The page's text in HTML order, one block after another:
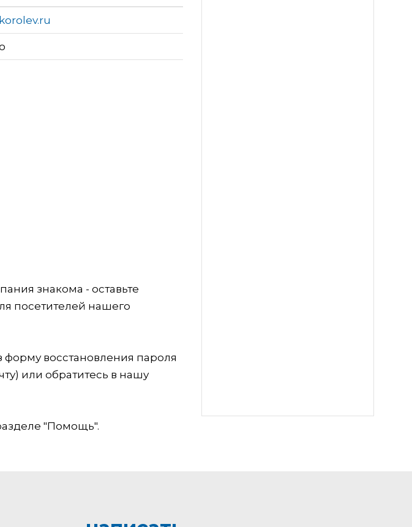
знакома - оставьте
посетителей нашего
форму восстановления пароля
или обратитесь в нашу
"Помощь".